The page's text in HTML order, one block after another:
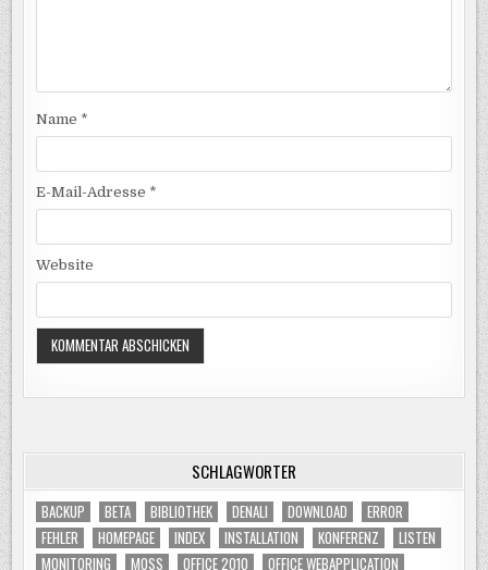
Name *
E-Mail-Adresse *
Website
SCHLAGWÖRTER
BACKUP BETA BIBLIOTHEK DENALI DOWNLOAD
ERROR
FEHLER
HOMEPAGE INDEX INSTALLATION KONFERENZ
LISTEN
MONITORING
MOSS OFFICE 2010
OFFICE WEBAPPLICATION